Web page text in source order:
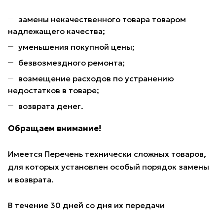
замены некачественного товара товаром
надлежащего качества;
уменьшения покупной цены;
безвозмездного ремонта;
возмещение расходов по устранению
недостатков в товаре;
возврата денег.
Обращаем внимание!
Имеется Перечень технически сложных товаров,
для которых установлен особый порядок замены
и возврата.
В течение 30 дней со дня их передачи